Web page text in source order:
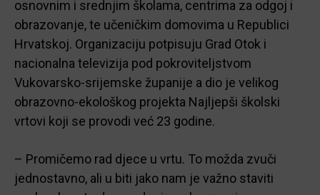
osnovnim i srednjim školama, centrima za odgoj i
obrazovanje, te učeničkim domovima u Republici
Hrvatskoj. Organizaciju potpisuju Grad Otok i
nacionalna televizija pod pokroviteljstvom
Vukovarsko-srijemske županije a dio je velikog
obrazovno-ekološkog projekta Najljepši školski
vrtovi koji se provodi već 23 godine.
– Promičemo rad djece u vrtu. To možda zvuči
jednostavno, ali u biti jako nam je važno staviti